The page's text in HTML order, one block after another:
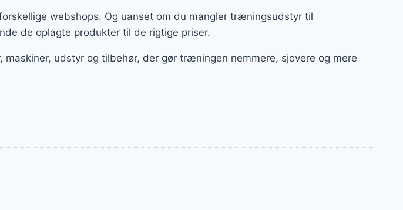
webshops. Og uanset om du mangler træningsudstyr til
de oplagte produkter til de rigtige priser.
udstyr og tilbehør, der gør træningen nemmere, sjovere og mere